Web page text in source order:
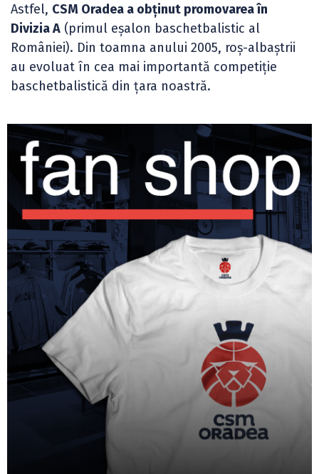
Astfel, CSM Oradea a obținut promovarea în
Divizia A (primul eșalon baschetbalistic al
României). Din toamna anului 2005, roș-albaștrii
au evoluat în cea mai importantă competiție
baschetbalistică din țara noastră.